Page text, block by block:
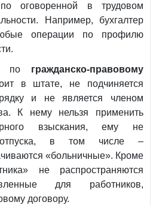
оговоренной в трудовом
Например, бухгалтер
операции по профилю
по гражданско-правовому
в штате, не подчиняется
и не является членом
К нему нельзя применить
взыскания, ему не
отпуска, в том числе –
«больничные». Кроме
не распространяются
для работников,
договору.